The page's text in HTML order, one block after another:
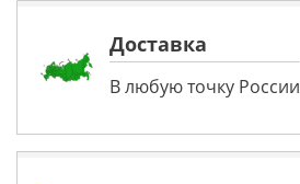
Доставка
В любую точку России